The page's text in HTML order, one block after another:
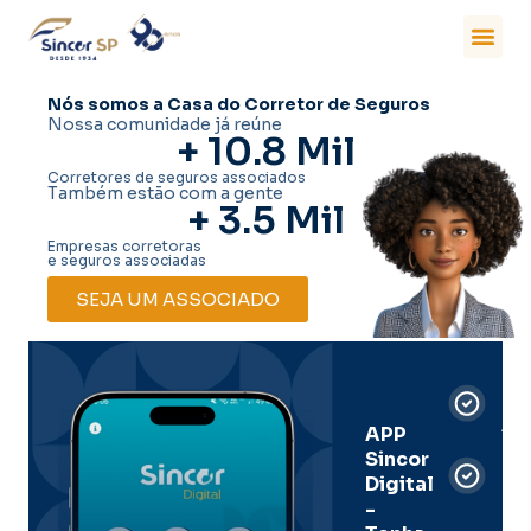
Nós somos a Casa do Corretor de Seguros
Nossa comunidade já reúne
+ 10.8 Mil
Corretores de seguros associados
Também estão com a gente
+ 3.5 Mil
Empresas corretoras
e seguros associadas
SEJA UM ASSOCIADO
APP
Sincor
Digital
-